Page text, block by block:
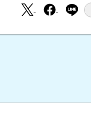
e